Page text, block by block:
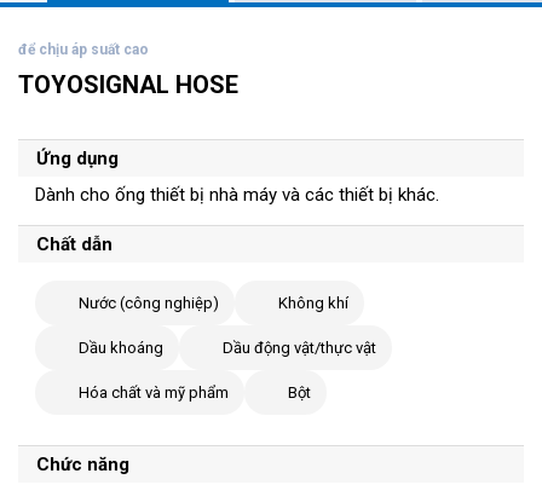
TOYOSIGNAL HOSE
để chịu áp suất cao
Ứng dụng
Dành cho ống thiết bị nhà máy và các thiết bị khác.
Chất dẫn
Nước (công nghiệp) Không khí
Dầu khoáng Dầu động vật/thực vật
Hóa chất và mỹ phẩm Bột
Chức năng